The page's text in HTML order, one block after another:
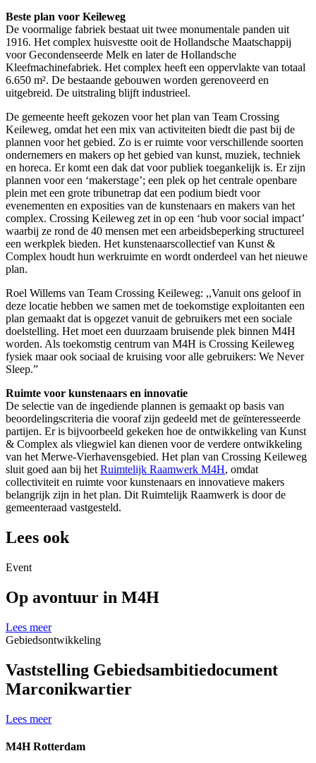
Beste plan voor Keileweg
De voormalige fabriek bestaat uit twee monumentale panden uit
1916. Het complex huisvestte ooit de Hollandsche Maatschappij
voor Gecondenseerde Melk en later de Hollandsche
Kleefmachinefabriek. Het complex heeft een oppervlakte van totaal
6.650 m². De bestaande gebouwen worden gerenoveerd en
uitgebreid. De uitstraling blijft industrieel.
De gemeente heeft gekozen voor het plan van Team Crossing
Keileweg, omdat het een mix van activiteiten biedt die past bij de
plannen voor het gebied. Zo is er ruimte voor verschillende soorten
ondernemers en makers op het gebied van kunst, muziek, techniek
en horeca. Er komt een dak dat voor publiek toegankelijk is. Er zijn
plannen voor een ‘makerstage’; een plek op het centrale openbare
plein met een grote tribunetrap dat een podium biedt voor
evenementen en exposities van de kunstenaars en makers van het
complex. Crossing Keileweg zet in op een ‘hub voor social impact’
waarbij ze rond de 40 mensen met een arbeidsbeperking structureel
een werkplek bieden. Het kunstenaarscollectief van Kunst &
Complex houdt hun werkruimte en wordt onderdeel van het nieuwe
plan.
Roel Willems van Team Crossing Keileweg: ,,Vanuit ons geloof in
deze locatie hebben we samen met de toekomstige exploitanten een
plan gemaakt dat is opgezet vanuit de gebruikers met een sociale
doelstelling. Het moet een duurzaam bruisende plek binnen M4H
worden. Als toekomstig centrum van M4H is Crossing Keileweg
fysiek maar ook sociaal de kruising voor alle gebruikers: We Never
Sleep.”
Ruimte voor kunstenaars en innovatie
De selectie van de ingediende plannen is gemaakt op basis van
beoordelingscriteria die vooraf zijn gedeeld met de geïnteresseerde
partijen. Er is bijvoorbeeld gekeken hoe de ontwikkeling van Kunst
& Complex als vliegwiel kan dienen voor de verdere ontwikkeling
van het Merwe‐Vierhavensgebied. Het plan van Crossing Keileweg
sluit goed aan bij het Ruimtelijk Raamwerk M4H, omdat
collectiviteit en ruimte voor kunstenaars en innovatieve makers
belangrijk zijn in het plan. Dit Ruimtelijk Raamwerk is door de
gemeenteraad vastgesteld.
Lees ook
Event
Op avontuur in M4H
Lees meer
Gebiedsontwikkeling
Vaststelling Gebiedsambitiedocument
Marconikwartier
Lees meer
M4H Rotterdam